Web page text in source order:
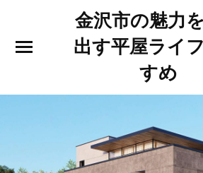
金沢市の魅力
出す平屋ライ
すめ